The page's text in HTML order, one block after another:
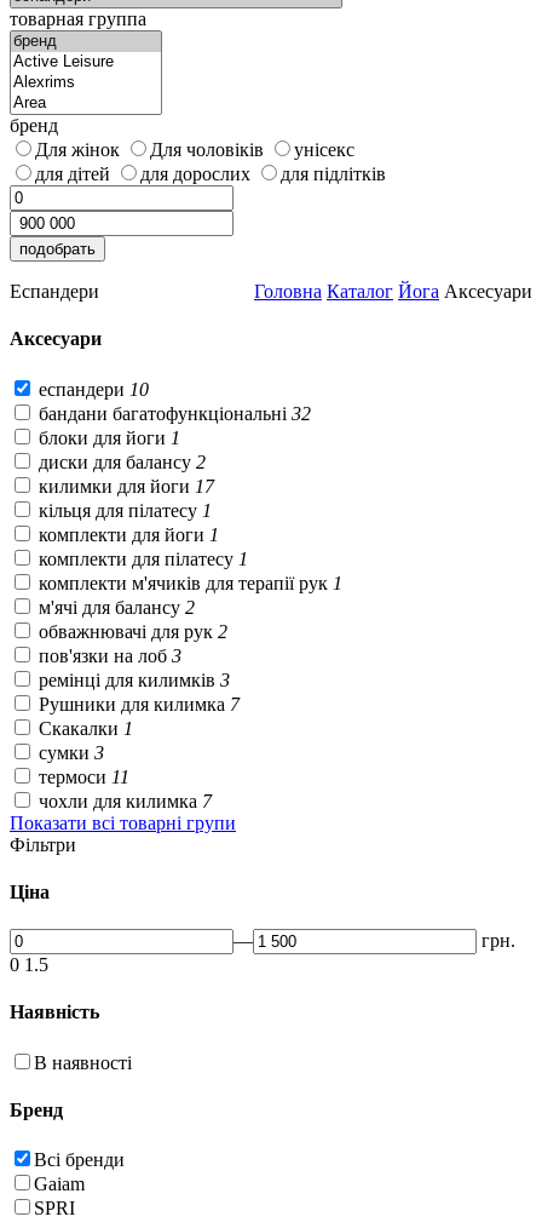
товарная группа
бренд
Для жінок
Для чоловіків
унісекс
для дітей
для дорослих для підлітків
Еспандери Головна Каталог Йога Аксесуари
Аксесуари
еспандери 10
бандани багатофункціональні 32
блоки для йоги 1
диски для балансу 2
килимки для йоги 17
кільця для пілатесу 1
комплекти для йоги 1
комплекти для пілатесу 1
комплекти м'ячиків для терапії рук 1
м'ячі для балансу 2
обважнювачі для рук 2
пов'язки на лоб 3
ремінці для килимків 3
Рушники для килимка 7
Скакалки 1
сумки 3
термоси 11
чохли для килимка 7
Показати всі товарні групи
Фільтри
Ціна
—
грн.
0 1.5
Наявність
В наявності
Бренд
Всі бренди
Gaiam
SPRI